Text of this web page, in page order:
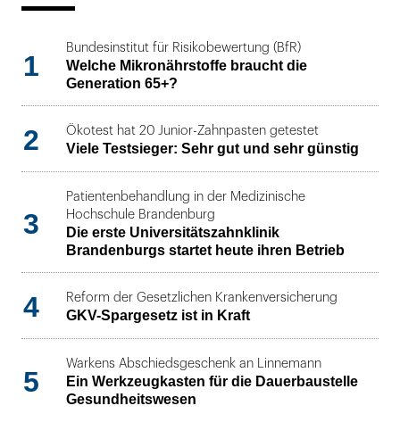
1
Bundesinstitut für Risikobewertung (BfR)
Welche Mikronährstoffe braucht die
Generation 65+?
2 Ökotest hat 20 Junior-Zahnpasten getestet
Viele Testsieger: Sehr gut und sehr günstig
3
Patientenbehandlung in der Medizinische
Hochschule Brandenburg
Die erste Universitätszahnklinik
Brandenburgs startet heute ihren Betrieb
4 Reform der Gesetzlichen Krankenversicherung
GKV-Spargesetz ist in Kraft
5
Warkens Abschiedsgeschenk an Linnemann
Ein Werkzeugkasten für die Dauerbaustelle
Gesundheitswesen